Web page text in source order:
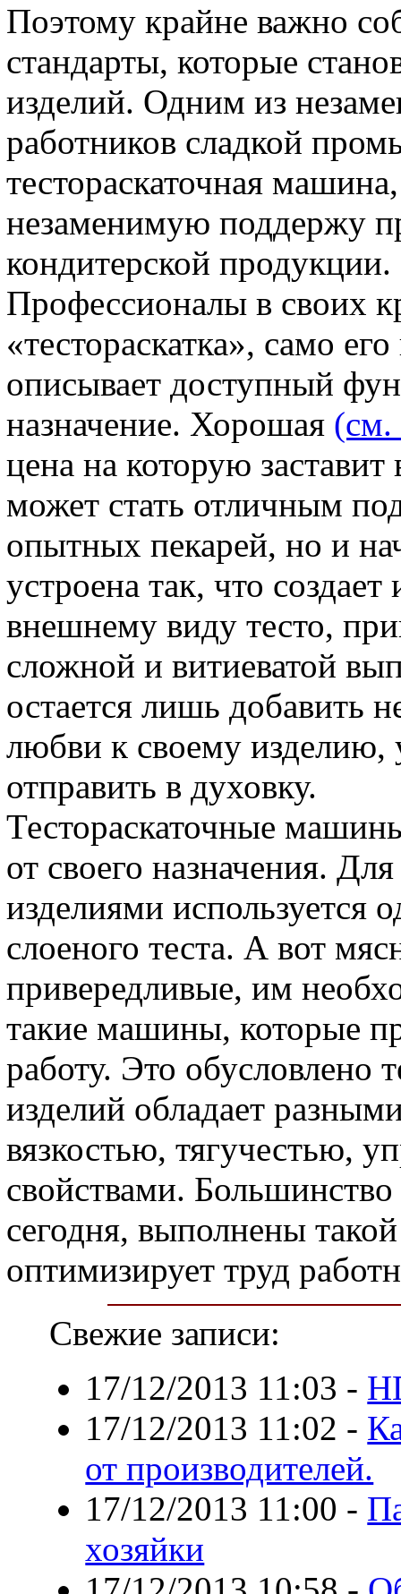
Поэтому крайне важно
стандарты, которые
изделий. Одним из
работников сладкой
тестораскаточная
незаменимую поддержу
кондитерской продукции.
Профессионалы в своих
«тестораскатка», само
описывает доступный
назначение. Хорошая (см.
цена на которую
может стать отличным
опытных пекарей, но и
устроена так, что
внешнему виду тесто,
сложной и витиеватой
остается лишь добавить
любви к своему изделию,
отправить в духовку.
Тестораскаточные
от своего назначения.
изделиями используется
слоеного теста. А вот
привередливые, им
такие машины, которые
работу. Это обусловлено
изделий обладает
вязкостью, тягучестью,
свойствами.
сегодня, выполнены
оптимизирует труд
Свежие записи:
17/12/2013 11:03 -
17/12/2013 11:02 -
от производителей.
17/12/2013 11:00 -
хозяйки